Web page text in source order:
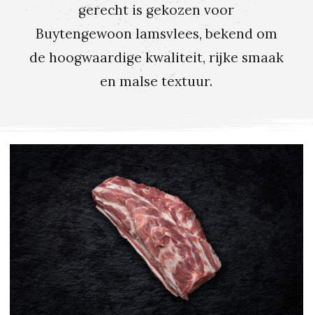
gerecht is gekozen voor
Buytengewoon lamsvlees, bekend om
de hoogwaardige kwaliteit, rijke smaak
en malse textuur.